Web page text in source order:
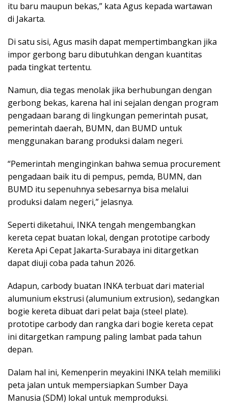
itu baru maupun bekas,” kata Agus kepada wartawan
di Jakarta.
Di satu sisi, Agus masih dapat mempertimbangkan jika
impor gerbong baru dibutuhkan dengan kuantitas
pada tingkat tertentu.
Namun, dia tegas menolak jika berhubungan dengan
gerbong bekas, karena hal ini sejalan dengan program
pengadaan barang di lingkungan pemerintah pusat,
pemerintah daerah, BUMN, dan BUMD untuk
menggunakan barang produksi dalam negeri.
“Pemerintah menginginkan bahwa semua procurement
pengadaan baik itu di pempus, pemda, BUMN, dan
BUMD itu sepenuhnya sebesarnya bisa melalui
produksi dalam negeri,” jelasnya.
Seperti diketahui, INKA tengah mengembangkan
kereta cepat buatan lokal, dengan prototipe carbody
Kereta Api Cepat Jakarta-Surabaya ini ditargetkan
dapat diuji coba pada tahun 2026.
Adapun, carbody buatan INKA terbuat dari material
alumunium ekstrusi (alumunium extrusion), sedangkan
bogie kereta dibuat dari pelat baja (steel plate).
prototipe carbody dan rangka dari bogie kereta cepat
ini ditargetkan rampung paling lambat pada tahun
depan.
Dalam hal ini, Kemenperin meyakini INKA telah memiliki
peta jalan untuk mempersiapkan Sumber Daya
Manusia (SDM) lokal untuk memproduksi.